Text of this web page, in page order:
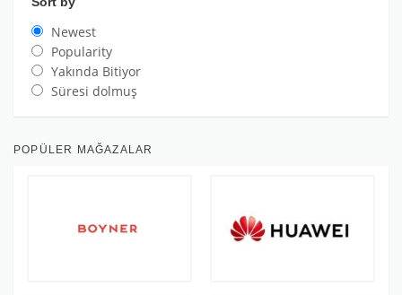
Newest
Popularity
Yakında Bitiyor
Süresi dolmuş
POPÜLER MAĞAZALAR